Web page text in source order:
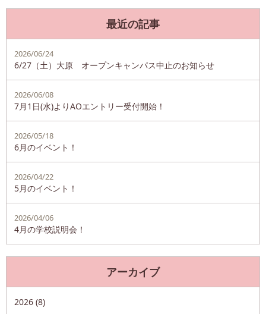
最近の記事
2026/06/24
6/27（土）大原 オープンキャンパス中止のお知らせ
2026/06/08
7月1日(水)よりAOエントリー受付開始！
2026/05/18
6月のイベント！
2026/04/22
5月のイベント！
2026/04/06
4月の学校説明会！
アーカイブ
2026 (8)